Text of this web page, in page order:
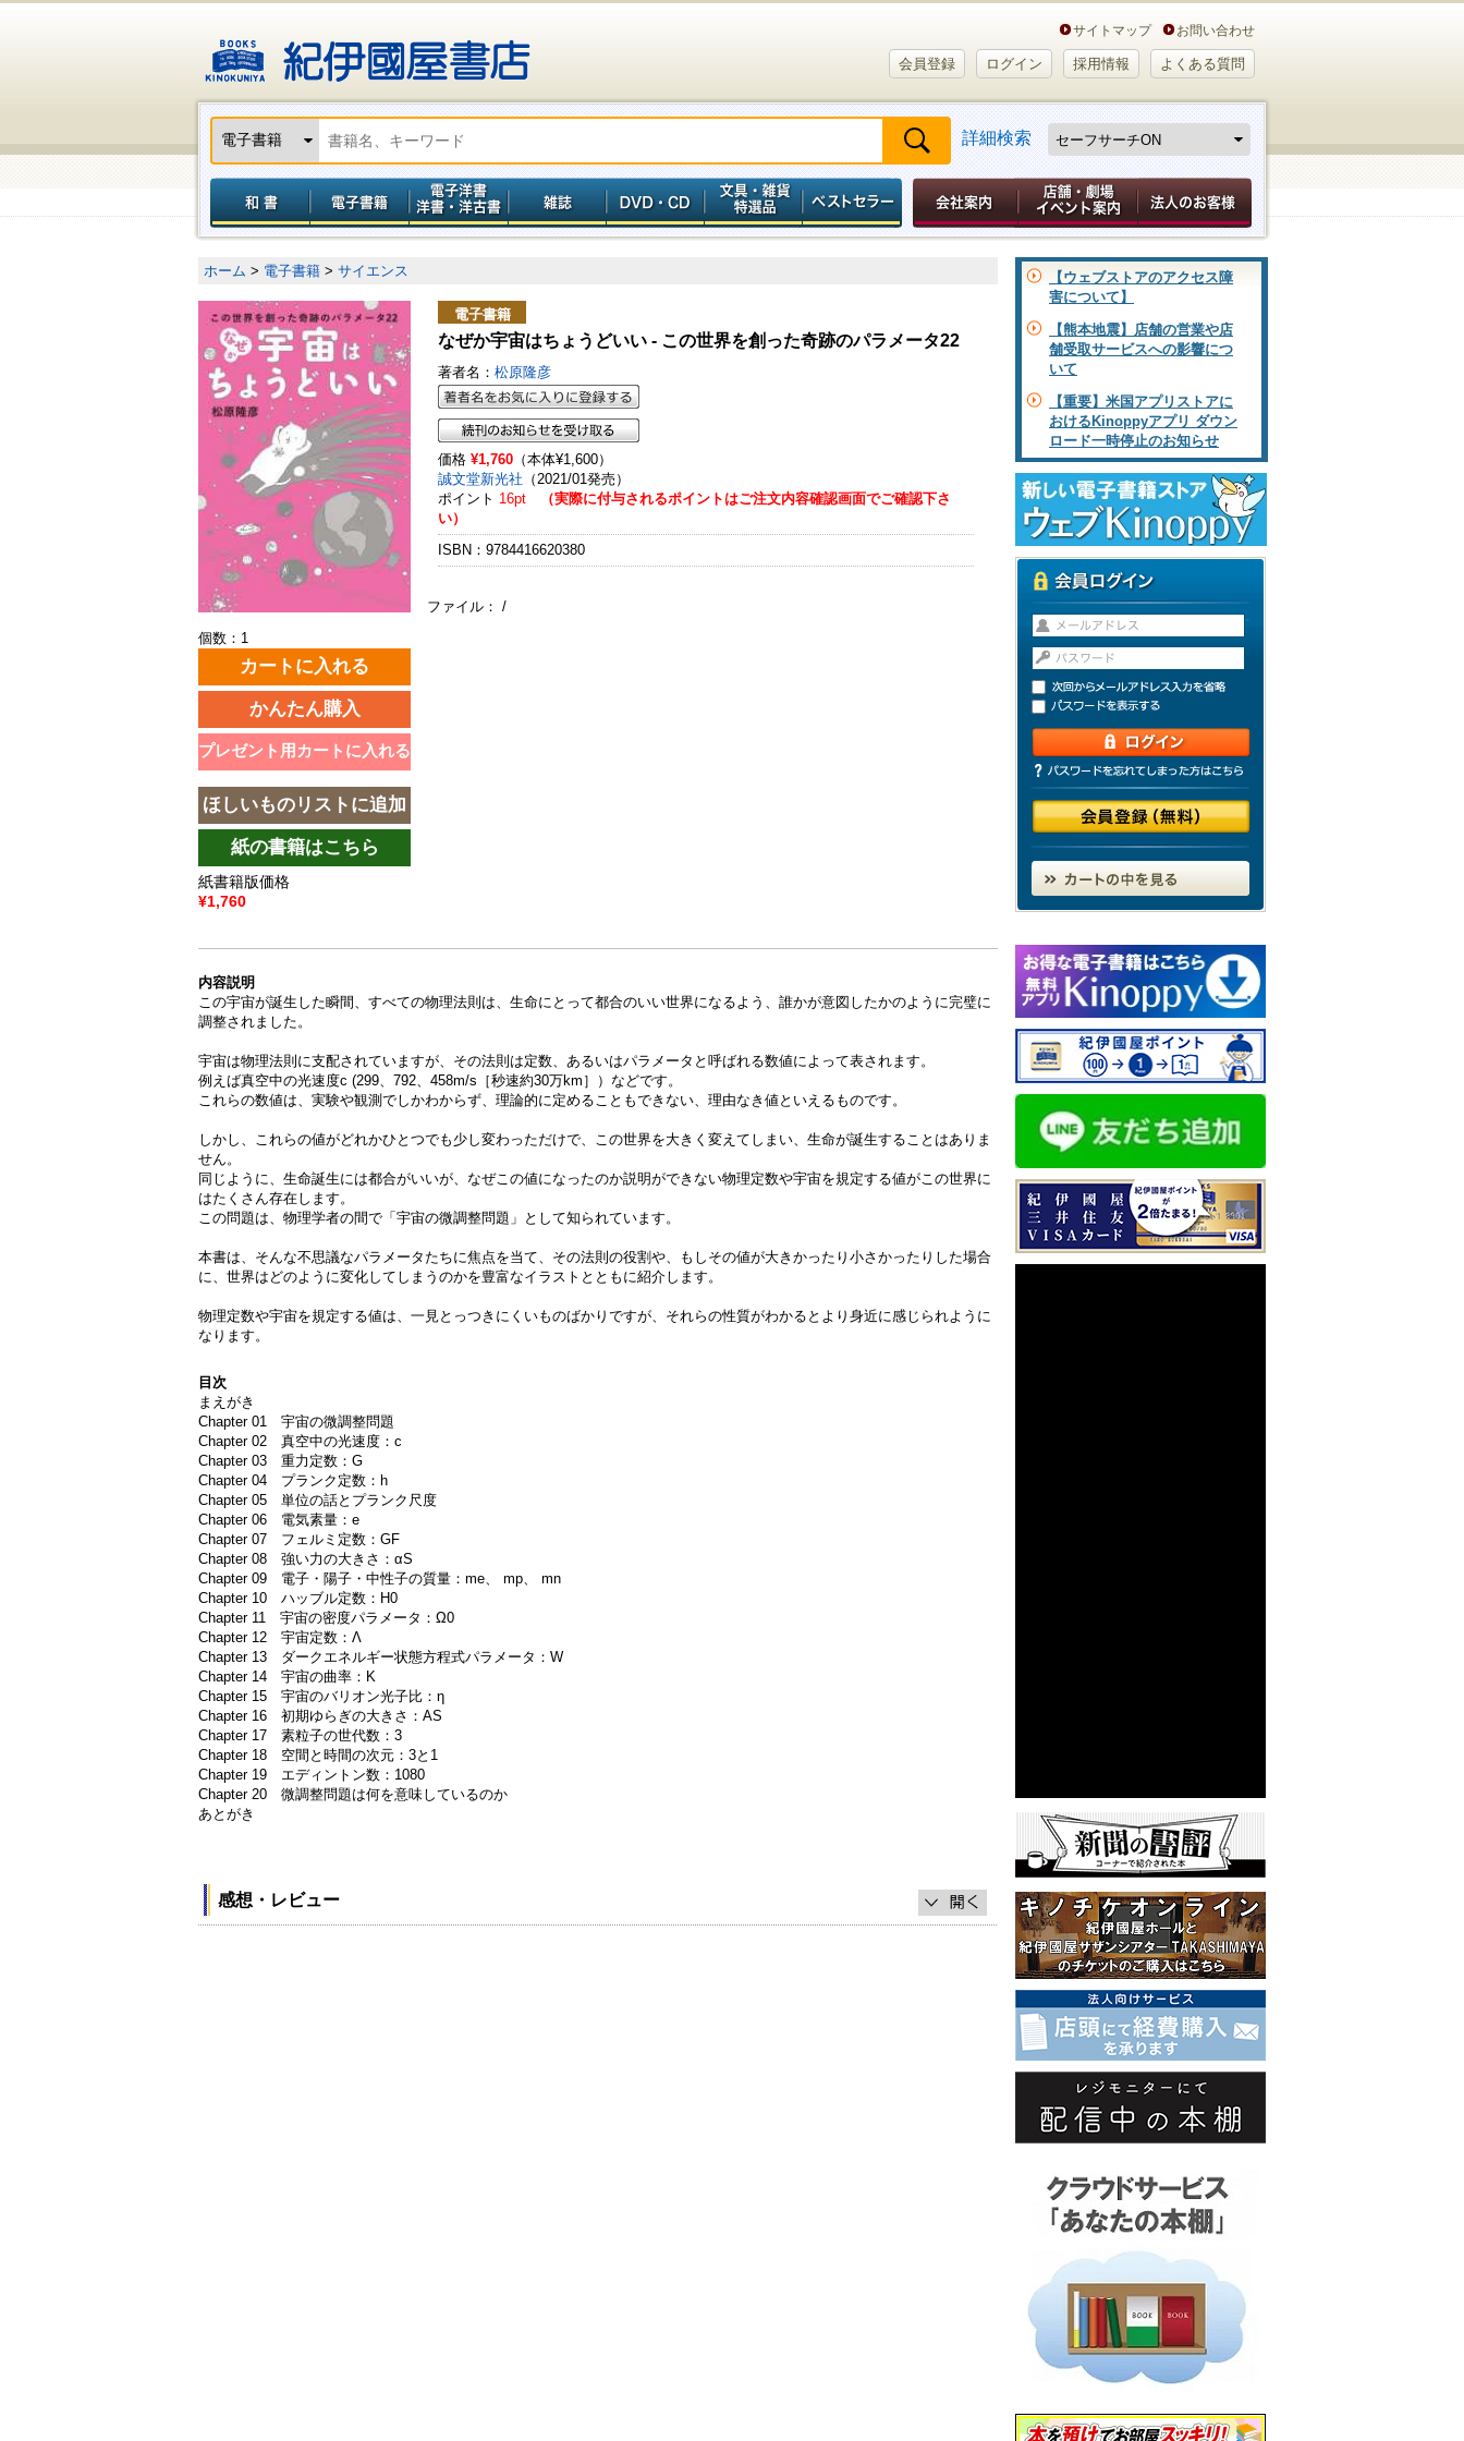
サイトマップ お問い合わせ
会員登録 ログイン 採用情報 よくある質問
詳細検索
ホーム > 電子書籍 > サイエンス
個数：1
紙書籍版価格
¥1,760
電子書籍
なぜか宇宙はちょうどいい - この世界を創った奇跡のパラメータ22
著者名： 松原隆彦
価格 ¥1,760 （本体¥1,600）
誠文堂新光社 （2021/01発売）
ポイント 16pt （実際に付与されるポイントはご注文内容確認画面でご確認下さ
い）
ISBN：9784416620380
ファイル： /
内容説明
この宇宙が誕生した瞬間、すべての物理法則は、生命にとって都合のいい世界になるよう、誰かが意図したかのように完璧に
調整されました。
宇宙は物理法則に支配されていますが、その法則は定数、あるいはパラメータと呼ばれる数値によって表されます。
例えば真空中の光速度c (299、792、458m/s［秒速約30万km］）などです。
これらの数値は、実験や観測でしかわからず、理論的に定めることもできない、理由なき値といえるものです。
しかし、これらの値がどれかひとつでも少し変わっただけで、この世界を大きく変えてしまい、生命が誕生することはありま
せん。
同じように、生命誕生には都合がいいが、なぜこの値になったのか説明ができない物理定数や宇宙を規定する値がこの世界に
はたくさん存在します。
この問題は、物理学者の間で「宇宙の微調整問題」として知られています。
本書は、そんな不思議なパラメータたちに焦点を当て、その法則の役割や、もしその値が大きかったり小さかったりした場合
に、世界はどのように変化してしまうのかを豊富なイラストとともに紹介します。
物理定数や宇宙を規定する値は、一見とっつきにくいものばかりですが、それらの性質がわかるとより身近に感じられように
なります。
目次
まえがき
Chapter 01 宇宙の微調整問題
Chapter 02 真空中の光速度：c
Chapter 03 重力定数：G
Chapter 04 プランク定数：h
Chapter 05 単位の話とプランク尺度
Chapter 06 電気素量：e
Chapter 07 フェルミ定数：GF
Chapter 08 強い力の大きさ：αS
Chapter 09 電子・陽子・中性子の質量：me、 mp、 mn
Chapter 10 ハッブル定数：H0
Chapter 11 宇宙の密度パラメータ：Ω0
Chapter 12 宇宙定数：Λ
Chapter 13 ダークエネルギー状態方程式パラメータ：W
Chapter 14 宇宙の曲率：K
Chapter 15 宇宙のバリオン光子比：η
Chapter 16 初期ゆらぎの大きさ：AS
Chapter 17 素粒子の世代数：3
Chapter 18 空間と時間の次元：3と1
Chapter 19 エディントン数：1080
Chapter 20 微調整問題は何を意味しているのか
あとがき
感想・レビュー
【ウェブストアのアクセス障
害について】
【熊本地震】店舗の営業や店
舗受取サービスへの影響につ
いて
【重要】米国アプリストアに
おけるKinoppyアプリ ダウン
ロード一時停止のお知らせ